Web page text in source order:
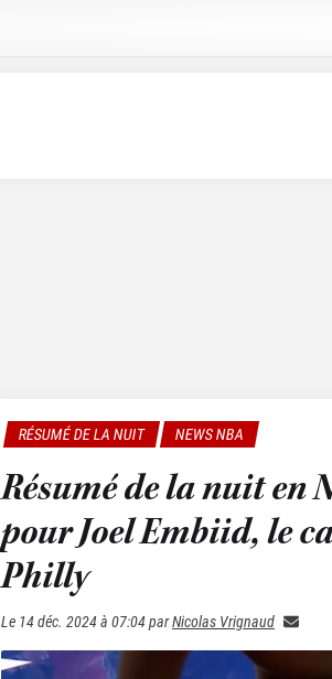
RÉSUMÉ DE LA NUIT NEWS NBA
Résumé de la nuit en
pour Joel Embiid, le
Philly
Le 14 déc. 2024 à 07:04parNicolas Vrignaud